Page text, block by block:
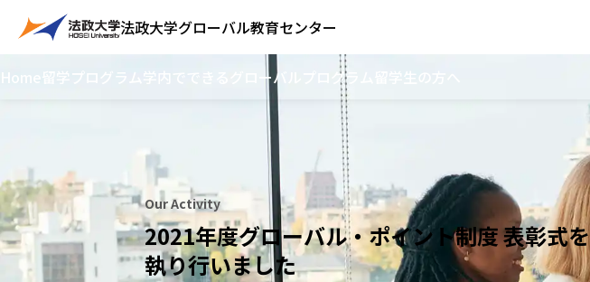
法政大学グローバル教育センター
Home留学プログラム学内でできるグローバルプログラム 留学生の方へ
Our Activity
2021年度グローバル・ポイント制度 表彰式を
執り行いました